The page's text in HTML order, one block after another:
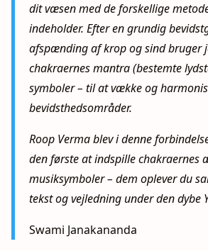
dit væsen med de forskellige
indeholder. Efter en grundig
afspænding af krop og sind bruger
chakraernes mantra (bestemte
symboler – til at vække og
bevidsthedsområder.
Roop Verma blev i denne
den første at indspille chakraernes
musiksymboler – dem oplever du
tekst og vejledning under den dybe
Swami Janakananda